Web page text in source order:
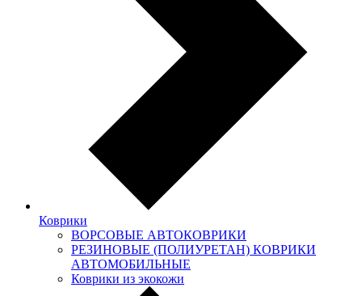
Коврики
ВОРСОВЫЕ АВТОКОВРИКИ
РЕЗИНОВЫЕ (ПОЛИУРЕТАН) КОВРИКИ
АВТОМОБИЛЬНЫЕ
Коврики из экокожи